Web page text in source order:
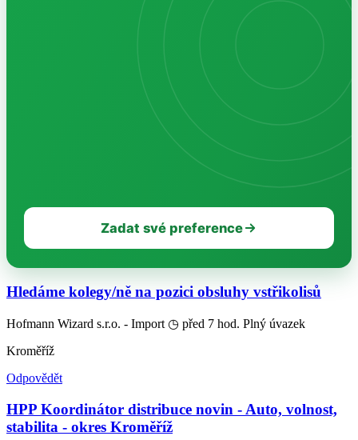
Zadat své preference
Hledáme kolegy/ně na pozici obsluhy vstřikolisů
Hofmann Wizard s.r.o. - Import ◷ před 7 hod. Plný úvazek
Kroměříž
Odpovědět
HPP Koordinátor distribuce novin - Auto, volnost,
stabilita - okres Kroměříž